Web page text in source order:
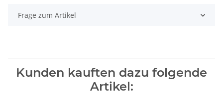
Frage zum Artikel
Kunden kauften dazu folgende
Artikel: